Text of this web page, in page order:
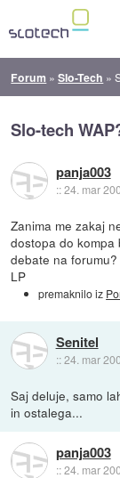
Forum »Slo-Tech »
Slo-tech
panja003
::24. mar
Zanima me zakaj
dostopa do
debate na
LP
premaknilo iz
Senitel
::24. mar
Saj deluje, samo
in ostalega...
panja003
::24. mar